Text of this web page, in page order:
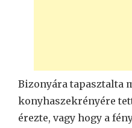
Bizonyára tapasztalta
konyhaszekrényére
érezte, vagy hogy a